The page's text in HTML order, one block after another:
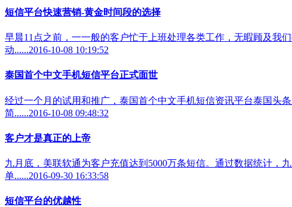
短信平台快速营销-黄金时间段的选择
早晨11点之前，一一般的客户忙于上班处理各类工作，无暇顾及我
动......2016-10-08 10:19:52
泰国首个中文手机短信平台正式面世
经过一个月的试用和推广，泰国首个中文手机短信资讯平台泰国头
简......2016-10-08 09:48:32
客户才是真正的上帝
九月底，美联软通为客户充值达到5000万条短信。通过数据统计，
单......2016-09-30 16:33:58
短信平台的优越性